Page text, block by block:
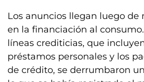
Los anuncios llegan luego de
en la financiación al
líneas crediticias, que
préstamos personales y los
de crédito, se derrumbaron